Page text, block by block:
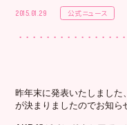
2015.01.29 公式ニュース
昨年末に発表いたしました
が決まりましたのでお知ら